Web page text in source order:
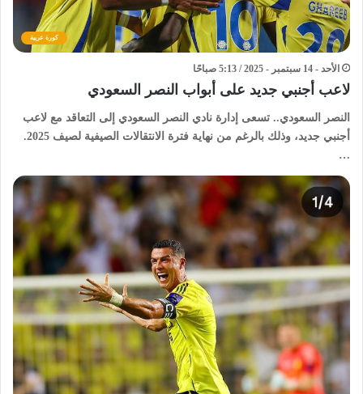
كورة عربية
الأحد - 14 سبتمبر - 2025 / 5:13 صباحًا
لاعب أجنبي جديد على أبواب النصر السعودي
النصر السعودي.. تسعى إدارة نادي النصر السعودي إلى التعاقد مع لاعب
أجنبي جديد، وذلك بالرغم من نهاية فترة الانتقالات الصيفية لصيف 2025.
…